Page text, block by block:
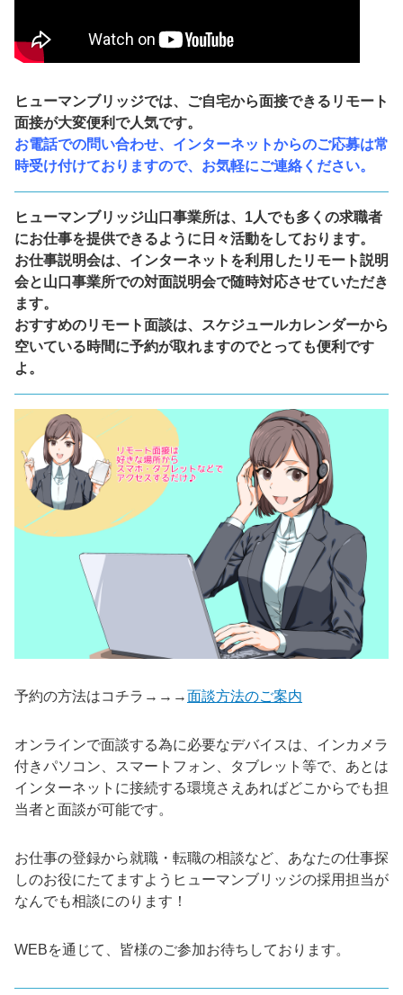
ヒューマンブリッジでは、ご自宅から面接できるリモート
面接が大変便利で人気です。
お電話での問い合わせ、インターネットからのご応募は常
時受け付けておりますので、お気軽にご連絡ください。
ヒューマンブリッジ山口事業所は、1人でも多くの求職者
にお仕事を提供できるように日々活動をしております。
お仕事説明会は、インターネットを利用したリモート説明
会と山口事業所での対面説明会で随時対応させていただき
ます。
おすすめのリモート面談は、スケジュールカレンダーから
空いている時間に予約が取れますのでとっても便利です
よ。
予約の方法はコチラ→→→面談方法のご案内
オンラインで面談する為に必要なデバイスは、インカメラ
付きパソコン、スマートフォン、タブレット等で、あとは
インターネットに接続する環境さえあればどこからでも担
当者と面談が可能です。
お仕事の登録から就職・転職の相談など、あなたの仕事探
しのお役にたてますようヒューマンブリッジの採用担当が
なんでも相談にのります！
WEBを通じて、皆様のご参加お待ちしております。